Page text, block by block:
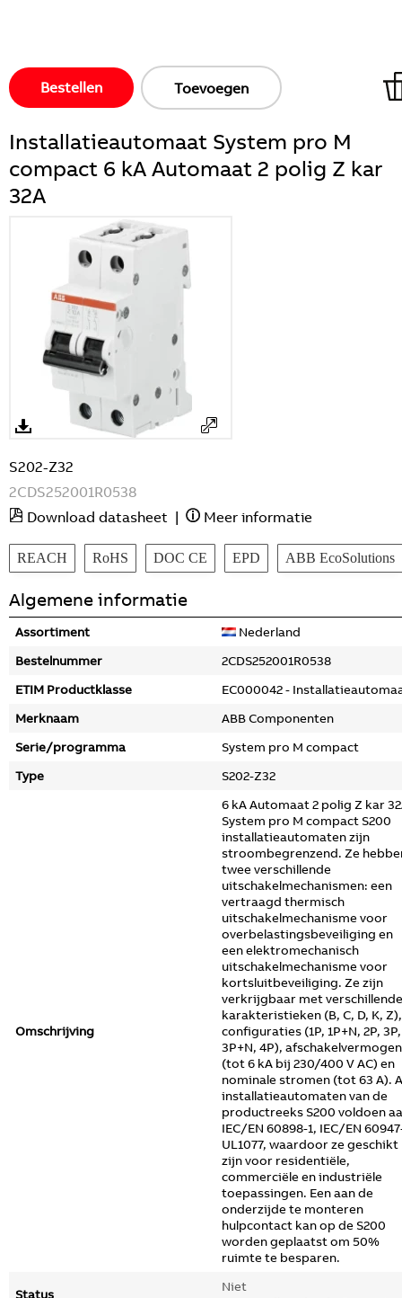
Bestellen Toevoegen
Installatieautomaat System pro M
compact 6 kA Automaat 2 polig Z kar
32A
S202-Z32
2CDS252001R0538
Download datasheet | Meer informatie
REACH RoHS DOC CE EPD ABB EcoSolutions
Algemene informatie
Assortiment
Nederland
Bestelnummer
2CDS252001R0538
ETIM Productklasse
EC000042 -
Merknaam
ABB Componenten
Serie/programma
System pro M compact
Type
S202-Z32
Omschrijving
6 kA Automaat 2 polig Z kar
System pro M compact S200
installatieautomaten zijn
stroombegrenzend. Ze
twee verschillende
uitschakelmechanismen: een
vertraagd thermisch
uitschakelmechanisme voor
overbelastingsbeveiliging en
een elektromechanisch
uitschakelmechanisme voor
kortsluitbeveiliging. Ze zijn
verkrijgbaar met verschillende
karakteristieken (B, C, D, K, Z),
configuraties (1P, 1P+N, 2P, 3P,
3P+N, 4P),
(tot 6 kA bij 230/400 V AC) en
nominale stromen (tot 63 A).
installatieautomaten van de
productreeks S200 voldoen
IEC/EN 60898-1, IEC/EN
UL1077, waardoor ze geschikt
zijn voor residentiële,
commerciële en industriële
toepassingen. Een aan de
onderzijde te monteren
hulpcontact kan op de S200
worden geplaatst om 50%
ruimte te besparen.
Status
Niet